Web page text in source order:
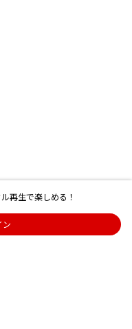
再生で楽しめる！
ン